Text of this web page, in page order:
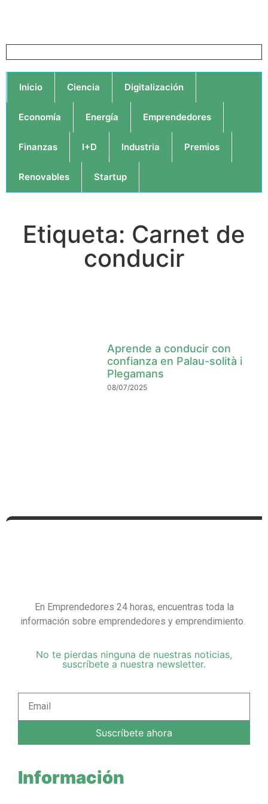
Inicio Ciencia Digitalización
Economía Energía Emprendedores
Finanzas I+D Industria Premios
Renovables Startup
Etiqueta: Carnet de
conducir
Aprende a conducir con
confianza en Palau-solità i
Plegamans
08/07/2025
En Emprendedores 24 horas, encuentras toda la
información sobre emprendedores y emprendimiento.
No te pierdas ninguna de nuestras noticias,
suscríbete a nuestra newsletter.
Suscríbete ahora
Información